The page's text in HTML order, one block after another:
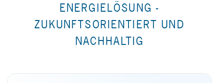
ENERGIELÖSUNG -
ZUKUNFTSORIENTIERT UND
NACHHALTIG